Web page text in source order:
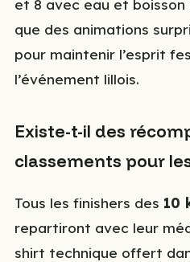
et 8 avec eau et
que des animations
pour maintenir l’esprit
l’événement lillois.
Existe-t-il des
classements pour
Tous les finishers des 10
repartiront avec leur
shirt technique offert